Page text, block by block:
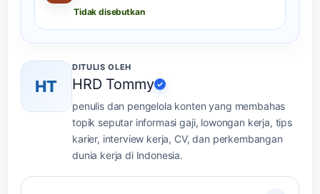
Tidak disebutkan
HT
DITULIS OLEH
HRD Tommy ✓
penulis dan pengelola konten yang membahas
topik seputar informasi gaji, lowongan kerja, tips
karier, interview kerja, CV, dan perkembangan
dunia kerja di Indonesia.